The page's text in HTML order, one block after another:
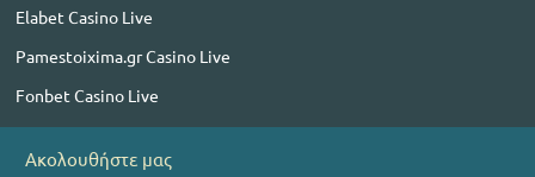
Elabet Casino Live
Pamestoixima.gr Casino Live
Fonbet Casino Live
Ακολουθήστε μας